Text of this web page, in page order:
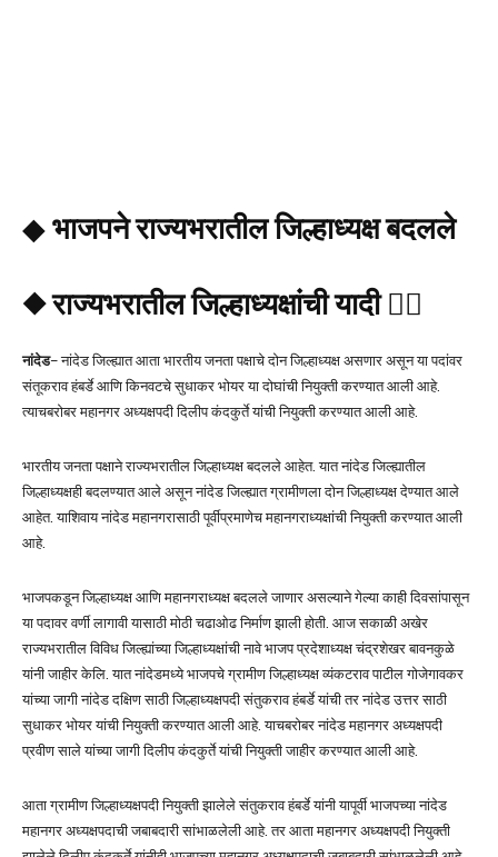
◆भाजपनेराज्यभरातील जिल्हाध्यक्ष बदलले
◆ राज्यभरातील जिल्हाध्यक्षांची यादी 👇🏻
नांदेड– नांदेड जिल्ह्यात आता भारतीय जनता पक्षाचे दोन जिल्हाध्यक्ष असणार असून या पदांवर
संतूकराव हंबर्डे आणि किनवटचे सुधाकर भोयर या दोघांची नियुक्ती करण्यात आली आहे.
त्याचबरोबर महानगर अध्यक्षपदी दिलीप कंदकुर्ते यांची नियुक्ती करण्यात आली आहे.
भारतीय जनता पक्षाने राज्यभरातील जिल्हाध्यक्ष बदलले आहेत. यात नांदेड जिल्ह्यातील
जिल्हाध्यक्षही बदलण्यात आले असून नांदेड जिल्ह्यात ग्रामीणला दोन जिल्हाध्यक्ष देण्यात आले
आहेत. याशिवाय नांदेड महानगरासाठी पूर्वीप्रमाणेच महानगराध्यक्षांची नियुक्ती करण्यात आली
आहे.
भाजपकडून जिल्हाध्यक्ष आणि महानगराध्यक्ष बदलले जाणार असल्याने गेल्या काही दिवसांपासून
या पदावर वर्णी लागावी यासाठी मोठी चढाओढ निर्माण झाली होती. आज सकाळी अखेर
राज्यभरातील विविध जिल्ह्यांच्या जिल्हाध्यक्षांची नावे भाजप प्रदेशाध्यक्ष चंद्रशेखर बावनकुळे
यांनी जाहीर केलि. यात नांदेडमध्ये भाजपचे ग्रामीण जिल्हाध्यक्ष व्यंकटराव पाटील गोजेगावकर
यांच्या जागी नांदेड दक्षिण साठी जिल्हाध्यक्षपदी संतुकराव हंबर्डे यांची तर नांदेड उत्तर साठी
सुधाकर भोयर यांची नियुक्ती करण्यात आली आहे. याचबरोबर नांदेड महानगर अध्यक्षपदी
प्रवीण साले यांच्या जागी दिलीप कंदकुर्ते यांची नियुक्ती जाहीर करण्यात आली आहे.
आता ग्रामीण जिल्हाध्यक्षपदी नियुक्ती झालेले संतुकराव हंबर्डे यांनी यापूर्वी भाजपच्या नांदेड
महानगर अध्यक्षपदाची जबाबदारी सांभाळलेली आहे. तर आता महानगर अध्यक्षपदी नियुक्ती